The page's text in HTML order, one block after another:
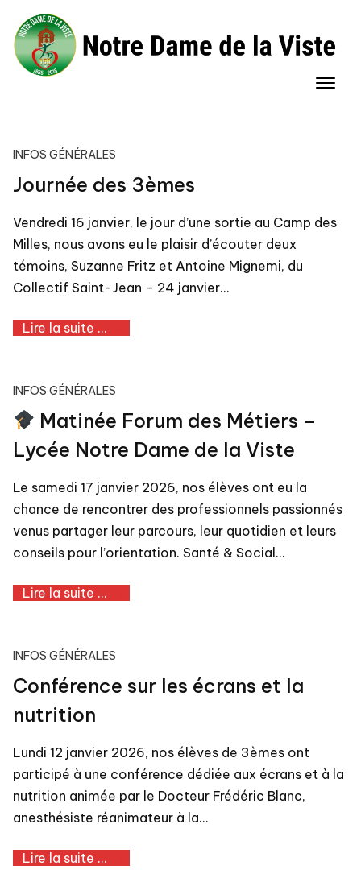
content
INFOS GÉNÉRALES
Journée des 3èmes
Vendredi 16 janvier, le jour d’une sortie au Camp des
Milles, nous avons eu le plaisir d’écouter deux
témoins, Suzanne Fritz et Antoine Mignemi, du
Collectif Saint-Jean – 24 janvier…
Lire la suite ...
INFOS GÉNÉRALES
Matinée Forum des Métiers –
Lycée Notre Dame de la Viste
Le samedi 17 janvier 2026, nos élèves ont eu la
chance de rencontrer des professionnels passionnés
venus partager leur parcours, leur quotidien et leurs
conseils pour l’orientation. Santé & Social…
Lire la suite ...
INFOS GÉNÉRALES
Conférence sur les écrans et la
nutrition
Lundi 12 janvier 2026, nos élèves de 3èmes ont
participé à une conférence dédiée aux écrans et à la
nutrition animée par le Docteur Frédéric Blanc,
anesthésiste réanimateur à la…
Lire la suite ...